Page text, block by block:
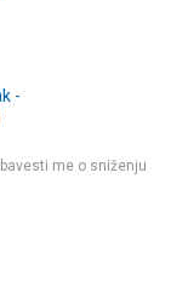
-
me o sniženju